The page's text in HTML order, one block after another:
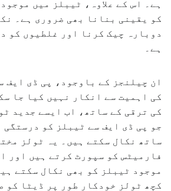
ہے۔ اس کے علاوہ، ٹیبلز میں
کو یقینی بنانا بھی ضروری ہے۔
دوبارہ چیک کرنا اور غلطیوں کو
ہے۔
ان چیلنجز کے باوجود، پی ڈی ایف
کی اہمیت سے انکار نہیں کیا جا
کی ترقی کے ساتھ، اب ایسے جدید
جو پی ڈی ایف سے ٹیبلز کو درستگی
ساتھ نکال سکتے ہیں۔ یہ ٹولز
فارمیٹس کو سپورٹ کرتے ہیں اور
موجود ٹیبلز کو بھی نکال سکتے
کچھ ٹولز خودکار طور پر ڈیٹا کو